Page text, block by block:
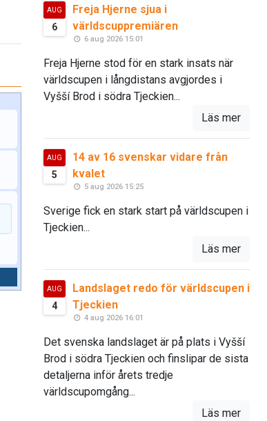
AUG
6
Freja Hjerne sjua i
världscuppremiären
6 aug 2026 15:01
Freja Hjerne stod för en stark insats när
världscupen i långdistans avgjordes i
Vyšší Brod i södra Tjeckien...
Läs mer
AUG
5
14 av 16 svenskar vidare från
kvalet
5 aug 2026 15:25
Sverige fick en stark start på världscupen i
Tjeckien...
Läs mer
AUG
4
Landslaget redo för världscupen i
Tjeckien
4 aug 2026 16:01
Det svenska landslaget är på plats i Vyšší
Brod i södra Tjeckien och finslipar de sista
detaljerna inför årets tredje
världscupomgång...
Läs mer